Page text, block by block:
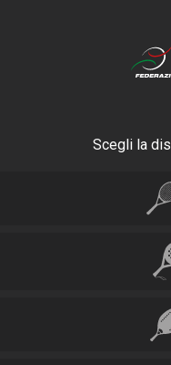
Scegli la